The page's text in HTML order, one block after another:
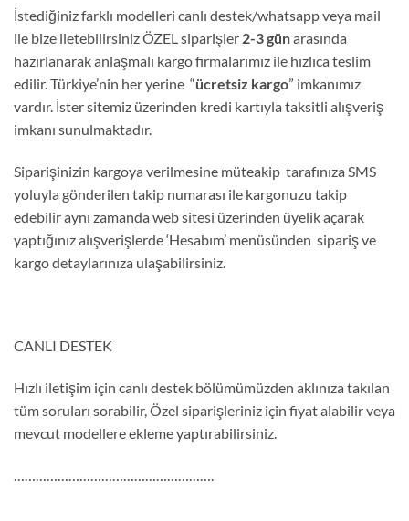
İstediğiniz farklı modelleri canlı destek/whatsapp veya mail
ile bize iletebilirsiniz ÖZEL siparişler 2-3 günarasında
hazırlanarak anlaşmalı kargo firmalarımız ile hızlıca teslim
edilir. Türkiye’nin her yerine “ücretsiz kargo” imkanımız
vardır. İster sitemiz üzerinden kredi kartıyla taksitli alışveriş
imkanı sunulmaktadır.
Siparişinizin kargoya verilmesine müteakip tarafınıza SMS
yoluyla gönderilen takip numarası ile kargonuzu takip
edebilir aynı zamanda web sitesi üzerinden üyelik açarak
yaptığınız alışverişlerde ‘Hesabım’ menüsünden sipariş ve
kargo detaylarınıza ulaşabilirsiniz.
CANLI DESTEK
Hızlı iletişim için canlı destek bölümümüzden aklınıza takılan
tüm soruları sorabilir, Özel siparişleriniz için fiyat alabilir veya
mevcut modellere ekleme yaptırabilirsiniz.